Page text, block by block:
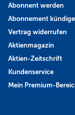
Abonnent werden
Abonnement
Vertrag widerrufen
Aktienmagazin
Aktien-Zeitschrift
Kundenservice
Mein Premium-